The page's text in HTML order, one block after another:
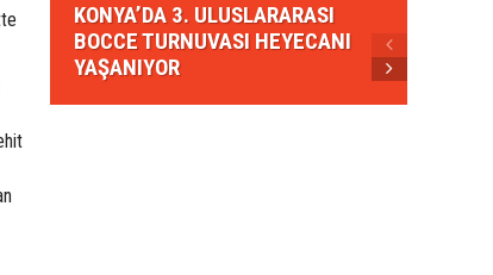
KONYA’DA 3. ULUSLARARASI
BOCCE TURNUVASI HEYECANI
YAŞANIYOR